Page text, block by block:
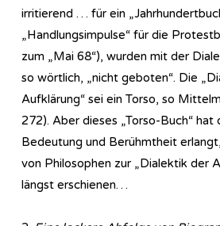
irritierend … für ein
„Handlungsimpulse“ für die
zum „Mai 68“), wurden mit der
so wörtlich, „nicht geboten“. Die
Aufklärung“ sei ein Torso, so
272). Aber dieses „Torso-Buch“ hat
Bedeutung und Berühmtheit
von Philosophen zur „Dialektik der
längst erschienen…